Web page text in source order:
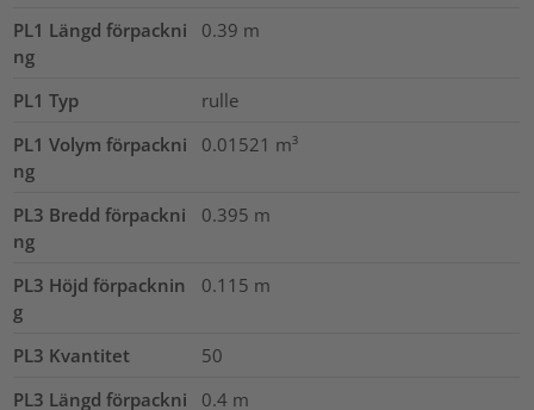
PL1 Längd förpackni
ng
0.39 m
PL1 Typ
rulle
PL1 Volym förpackni
ng
0.01521 m³
PL3 Bredd förpackni
ng
0.395 m
PL3 Höjd förpacknin
g
0.115 m
PL3 Kvantitet
50
PL3 Längd förpackni
0.4 m